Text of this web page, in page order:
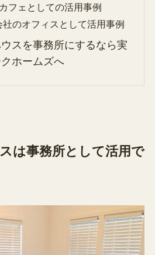
フェとしての活用事例
社のオフィスとして活用事例
ウスを事務所にするなら実
ホームズへ
は事務所として活用で